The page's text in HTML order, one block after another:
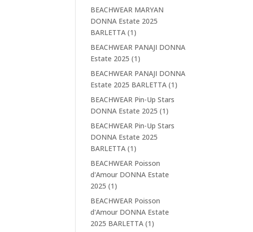
BEACHWEAR MARYAN
DONNA Estate 2025
BARLETTA (1)
BEACHWEAR PANAJI DONNA
Estate 2025 (1)
BEACHWEAR PANAJI DONNA
Estate 2025 BARLETTA (1)
BEACHWEAR Pin-Up Stars
DONNA Estate 2025 (1)
BEACHWEAR Pin-Up Stars
DONNA Estate 2025
BARLETTA (1)
BEACHWEAR Poisson
d'Amour DONNA Estate
2025 (1)
BEACHWEAR Poisson
d'Amour DONNA Estate
2025 BARLETTA (1)